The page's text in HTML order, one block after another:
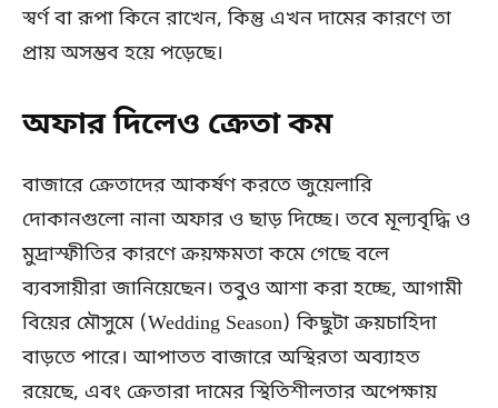
স্বর্ণ বা রূপা কিনে রাখেন, কিন্তু এখন দামের কারণে তা
প্রায় অসম্ভব হয়ে পড়েছে।
অফার দিলেও ক্রেতা কম
বাজারে ক্রেতাদের আকর্ষণ করতে জুয়েলারি
দোকানগুলো নানা অফার ও ছাড় দিচ্ছে। তবে মূল্যবৃদ্ধি ও
মুদ্রাস্ফীতির কারণে ক্রয়ক্ষমতা কমে গেছে বলে
ব্যবসায়ীরা জানিয়েছেন। তবুও আশা করা হচ্ছে, আগামী
বিয়ের মৌসুমে (Wedding Season) কিছুটা ক্রয়চাহিদা
বাড়তে পারে। আপাতত বাজারে অস্থিরতা অব্যাহত
রয়েছে, এবং ক্রেতারা দামের স্থিতিশীলতার অপেক্ষায়